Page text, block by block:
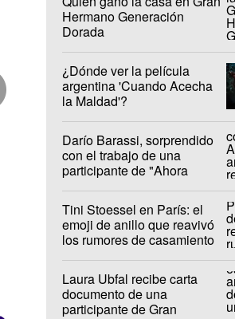
Hermano Generación
Dorada
¿Dónde ver la película
argentina 'Cuando Acecha
la Maldad'?
Darío Barassi, sorprendido
con el trabajo de una
participante de "Ahora
Tini Stoessel en París: el
emoji de anillo que reavivó
los rumores de casamiento
Laura Ubfal recibe carta
documento de una
participante de Gran